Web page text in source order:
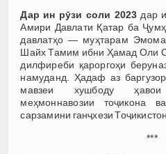
Дар ин рӯзи соли 2023 дар
Амири Давлати Қатар ба
давлатҳо — муҳтарам
Шайх Тамим ибни Ҳамад Оли
дилфиреби қароргоҳи
намуданд. Ҳадаф аз
мавзеи хушбоду
меҳмоннавозии тоҷикона
сарзамини ганҷхези
***